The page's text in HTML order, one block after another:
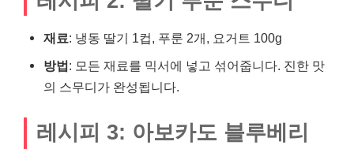
재료: 냉동 딸기 1컵, 푸룬 2개, 요거트 100g
방법: 모든 재료를 믹서에 넣고 섞어줍니다. 진한 맛
의 스무디가 완성됩니다.
레시피 3: 아보카도 블루베리